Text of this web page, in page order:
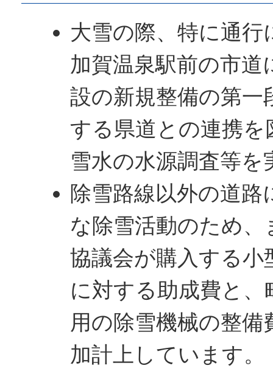
大雪の際、特に通行
加賀温泉駅前の市道
設の新規整備の第一
する県道との連携を
雪水の水源調査等を
除雪路線以外の道路
な除雪活動のため
協議会が購入する小
に対する助成費と、
用の除雪機械の整
加計上しています。